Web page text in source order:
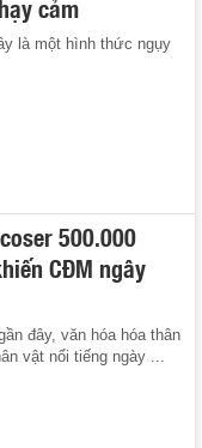
cảm
là một hình thức ngụy
500.000
CĐM ngây
đây, văn hóa hóa thân
vật nổi tiếng ngày ...